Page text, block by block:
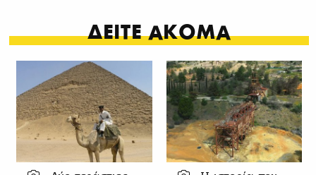
ΔΕΙΤΕ ΑΚΟΜΑ